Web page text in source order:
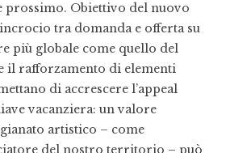
prossimo. Obiettivo del nuovo
tra domanda e offerta su
più globale come quello del
il rafforzamento di elementi
di accrescere l’appeal
vacanziera: un valore
artistico – come
del nostro territorio – può